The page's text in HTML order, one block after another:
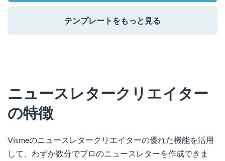
テンプレートをもっと見る
ニュースレタークリエイター
の特徴
Vismeのニュースレタークリエイターの優れた機能を活用
して、わずか数分でプロのニュースレターを作成できま